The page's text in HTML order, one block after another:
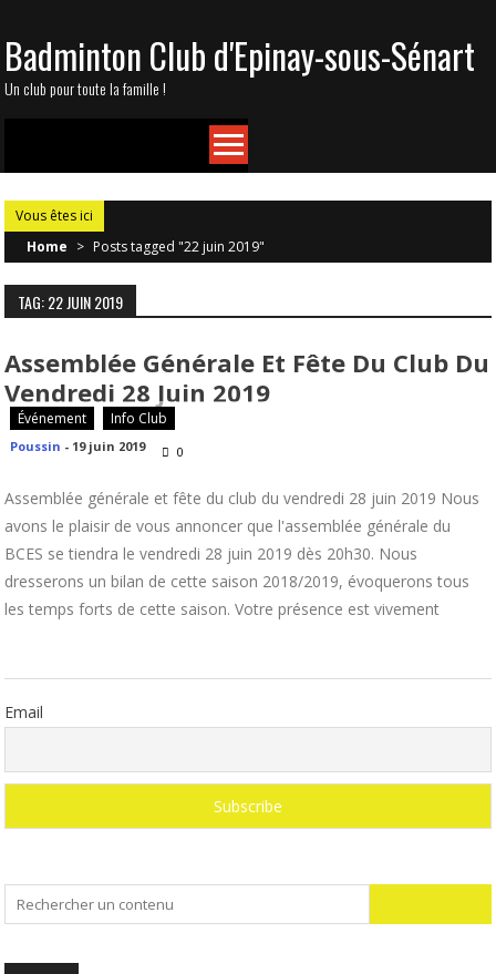
to
content
Badminton Club d'Epinay-sous-Sénart
Un club pour toute la famille !
Vous êtes ici
Home > Posts tagged "22 juin 2019"
TAG: 22 JUIN 2019
Assemblée Générale Et Fête Du Club Du
Vendredi 28 Juin 2019
Événement Info Club
Poussin - 19 juin 2019 0
Assemblée générale et fête du club du vendredi 28 juin 2019 Nous
avons le plaisir de vous annoncer que l'assemblée générale du
BCES se tiendra le vendredi 28 juin 2019 dès 20h30. Nous
dresserons un bilan de cette saison 2018/2019, évoquerons tous
les temps forts de cette saison. Votre présence est vivement
Email
for: